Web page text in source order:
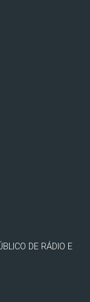
DE RÁDIO E